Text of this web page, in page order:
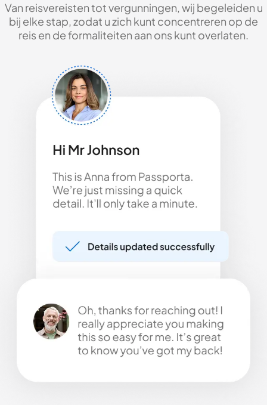
Van reisvereisten tot vergunningen, wij begeleiden u
bij elke stap, zodat u zich kunt concentreren op de
reis en de formaliteiten aan ons kunt overlaten.